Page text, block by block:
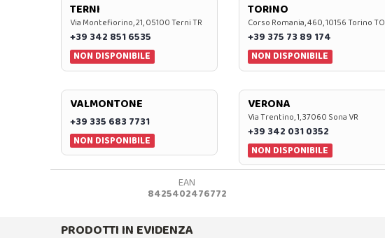
TERNI
Via Montefiorino, 21, 05100 Terni TR
+39 342 851 6535
NON DISPONIBILE
TORINO
Corso Romania, 460, 10156 Torino TO
+39 375 73 89 174
NON DISPONIBILE
VALMONTONE
+39 335 683 7731
NON DISPONIBILE
VERONA
Via Trentino, 1, 37060 Sona VR
+39 342 031 0352
NON DISPONIBILE
EAN
8425402476772
PRODOTTI IN EVIDENZA